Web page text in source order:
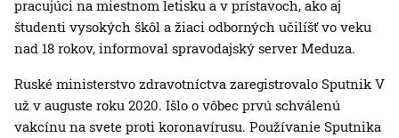
pracujúci na miestnom letisku a v prístavoch, ako aj
študenti vysokých škôl a žiaci odborných učilíšť vo veku
nad 18 rokov, informoval spravodajský server Meduza.
Ruské ministerstvo zdravotníctva zaregistrovalo Sputnik V
už v auguste roku 2020. Išlo o vôbec prvú schválenú
vakcínu na svete proti koronavírusu. Používanie Sputnika